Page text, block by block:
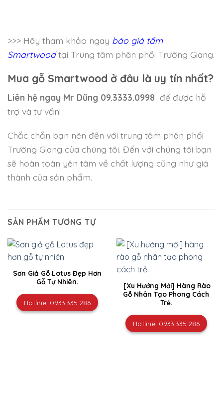
>>> Hãy tham khảo ngay báo giá tấm
Smartwoodtại Trung tâm phân phối Trường Giang.
Mua gỗ Smartwood ở đâu là uy tín nhất?
Liên hệ ngay Mr Dũng 09.3333.0998 để được hỗ
trợ và tư vấn!
Chắc chắn bạn nên đến với trung tâm phân phối
Trường Giang của chúng tôi. Đến với chúng tôi bạn
sẽ hoàn toàn yên tâm về chất lượng cũng như giá
thành của sản phẩm.
SẢN PHẨM TƯƠNG TỰ
Sơn Giả Gỗ Lotus Đẹp Hơn
Gỗ Tự Nhiên.
Hotline: 0933.335.286
[Xu Hướng Mới] Hàng Rào
Gỗ Nhân Tạo Phong Cách
Trẻ.
Hotline: 0933.335.286